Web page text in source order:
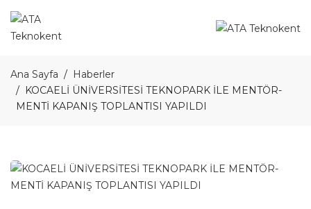
Ana Sayfa
Haberler
KOCAELİ ÜNİVERSİTESİ TEKNOPARK İLE MENTÖR-
MENTİ KAPANIŞ TOPLANTISI YAPILDI